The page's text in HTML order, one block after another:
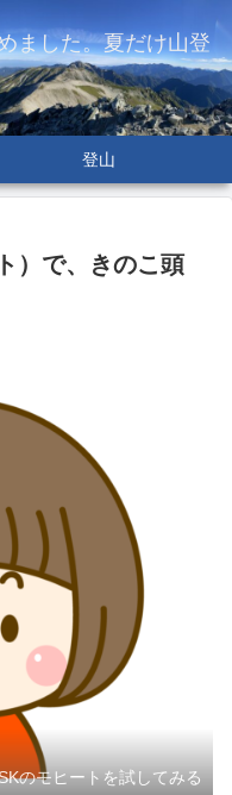
ました。夏だけ山登
登山
）で、きのこ頭
のモヒートを試してみる